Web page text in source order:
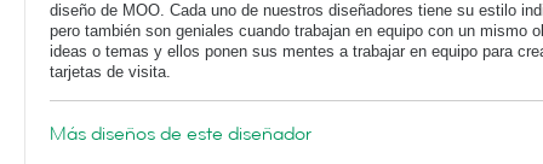
diseño de MOO. Cada uno de nuestros diseñadores tiene su estilo
pero también son geniales cuando trabajan en equipo con un mismo
ideas o temas y ellos ponen sus mentes a trabajar en equipo para
tarjetas de visita.
Más diseños de este diseñador